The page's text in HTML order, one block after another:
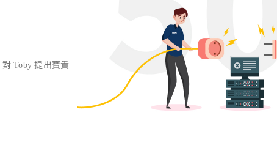
對 Toby 提出寶貴